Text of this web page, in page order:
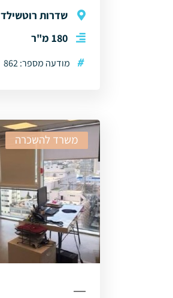
שדרות רוטשילד
180 מ"ר
# מודעה מספר: 862
משרד להשכרה